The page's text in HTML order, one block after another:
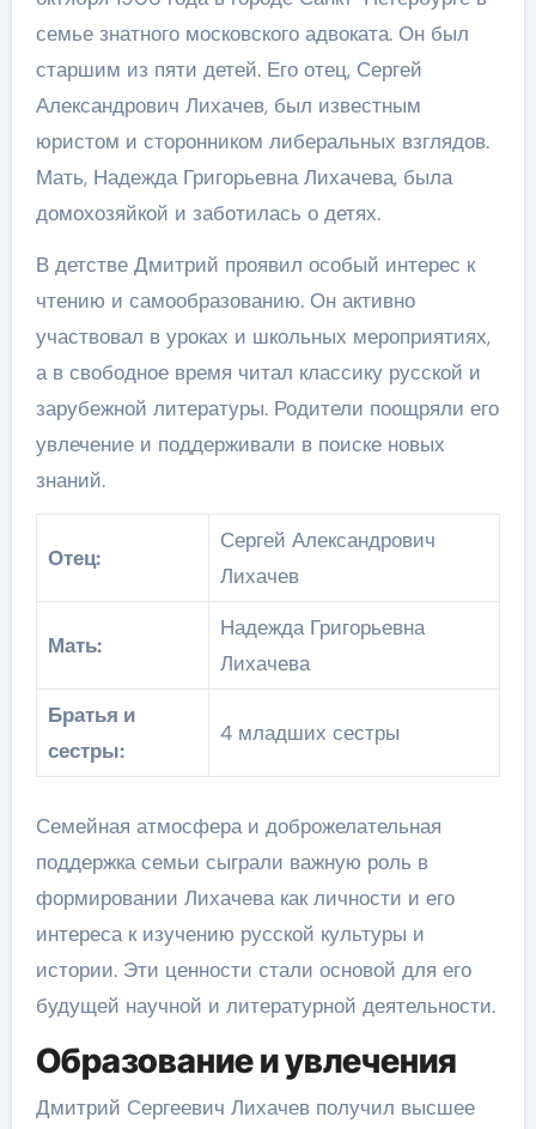
семье знатного московского адвоката. Он был
старшим из пяти детей. Его отец, Сергей
Александрович Лихачев, был известным
юристом и сторонником либеральных взглядов.
Мать, Надежда Григорьевна Лихачева, была
домохозяйкой и заботилась о детях.
В детстве Дмитрий проявил особый интерес к
чтению и самообразованию. Он активно
участвовал в уроках и школьных мероприятиях,
а в свободное время читал классику русской и
зарубежной литературы. Родители поощряли его
увлечение и поддерживали в поиске новых
знаний.
Отец:
Сергей Александрович
Лихачев
Мать:
Надежда Григорьевна
Лихачева
Братья и
сестры:
4 младших сестры
Семейная атмосфера и доброжелательная
поддержка семьи сыграли важную роль в
формировании Лихачева как личности и его
интереса к изучению русской культуры и
истории. Эти ценности стали основой для его
будущей научной и литературной деятельности.
Образование и увлечения
Дмитрий Сергеевич Лихачев получил высшее